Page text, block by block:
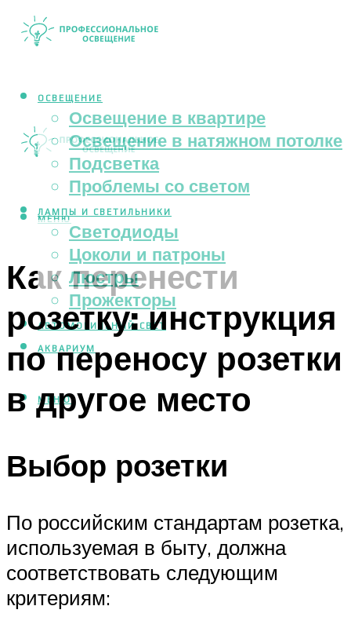
ОСВЕЩЕНИЕ
Освещение в квартире
Освещение в натяжном потолке
Подсветка
Проблемы со светом
ЛАМПЫ И СВЕТИЛЬНИКИ
Светодиоды
Цоколи и патроны
Люстры
Прожекторы
АВТОМОБИЛЬНЫЙ СВЕТ
АКВАРИУМ
МЕНЮ
МЕНЮ
Как перенести
розетку: инструкция
по переносу розетки
в другое место
Выбор розетки
По российским стандартам розетка,
используемая в быту, должна
соответствовать следующим
критериям: